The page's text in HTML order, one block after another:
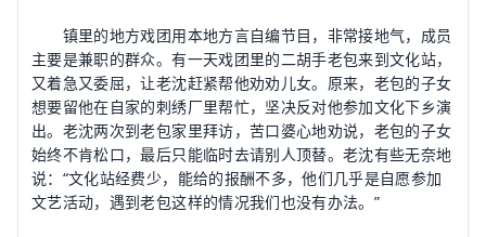
镇里的地方戏团用本地方言自编节目，非常接地气，成员
主要是兼职的群众。有一天戏团里的二胡手老包来到文化站，
又着急又委屈，让老沈赶紧帮他劝劝儿女。原来，老包的子女
想要留他在自家的刺绣厂里帮忙，坚决反对他参加文化下乡演
出。老沈两次到老包家里拜访，苦口婆心地劝说，老包的子女
始终不肯松口，最后只能临时去请别人顶替。老沈有些无奈地
说：“文化站经费少，能给的报酬不多，他们几乎是自愿参加
文艺活动，遇到老包这样的情况我们也没有办法。”